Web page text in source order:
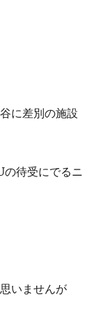
に差別の施設
の待受にでるニ
いませんが